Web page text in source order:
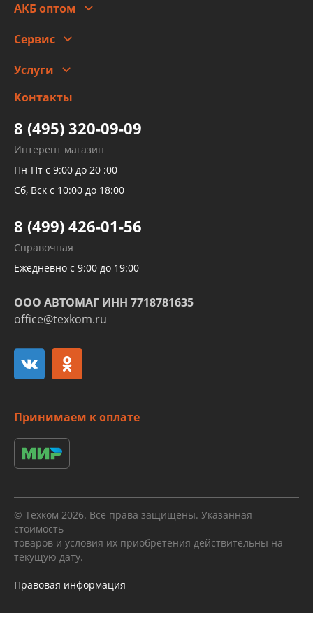
Гарантии и возврат
АКБ оптом
Сервис
Заправка кондиционера авто
Детейлинг
Услуги
высокого давления
Тормозных трубок
Рукавов гидроусилителей
Рукавов компрессоров и турбин
Трубок кондиционеров
Развертка пайка медных стальных
алюминиевых трубок и штуцеров
Контакты
8 (495) 320-09-09
Интерент магазин
Пн-Пт с 9:00 до 20 :00
Сб, Вск с 10:00 до 18:00
8 (499) 426-01-56
Справочная
Ежедневно с 9:00 до 19:00
ООО АВТОМАГ ИНН 7718781635
office@texkom.ru
Принимаем к оплате
© Техком 2026. Все права защищены. Указанная
стоимость
товаров и условия их приобретения действительны на
текущую дату.
Правовая информация